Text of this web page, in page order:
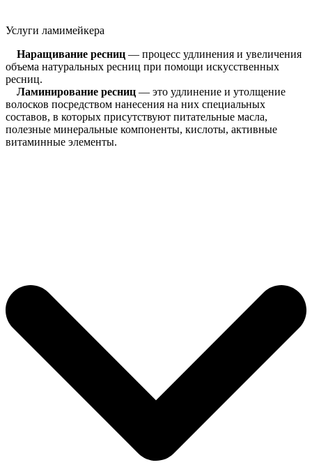
Услуги ламимейкера
Наращивание ресниц — процесс удлинения и увеличения
объема натуральных ресниц при помощи искусственных
ресниц.
Ламинирование ресниц — это удлинение и утолщение
волосков посредством нанесения на них специальных
составов, в которых присутствуют питательные масла,
полезные минеральные компоненты, кислоты, активные
витаминные элементы.